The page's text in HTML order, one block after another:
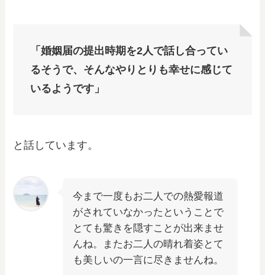
「婚姻届の提出時期を2人で話し合ってい
るそうで、そんなやりとりも幸せに感じて
いるようです」
と話しています。
今まで一度もお二人での熱愛報道
がされていなかったということで
とても驚きを隠すことが出来ませ
んね。またお二人の晴れ着姿とて
も美しいの一言に尽きませんね。